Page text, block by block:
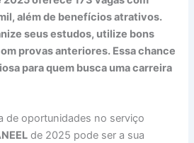
além de benefícios atrativos.
seus estudos, utilize bons
provas anteriores. Essa chance
para quem busca uma carreira
de oportunidades no serviço
de 2025 pode ser a sua